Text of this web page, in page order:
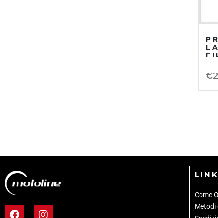
€
Come
Metodi